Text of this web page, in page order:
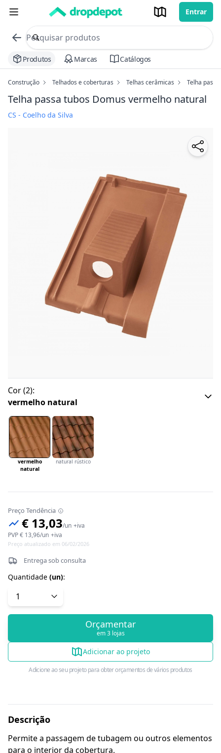
Entrar
commerce search no header
Procurar
Produtos Marcas Catálogos
Construção Telhados e coberturas Telhas cerâmicas Telha
Telha passa tubos Domus vermelho natural
CS - Coelho da Silva
Cor(2):
vermelho natural
vermelho
natural
natural rústico
Preço Tendência
€ 13,03/un +iva
PVP€ 13,96/un +iva
Preço atualizado em 06/02/2026
Entrega sob consulta
Quantidade (un):
Orçamentar
em 3 lojas
Adicionar ao projeto
Adicione ao seu projeto para obter orçamentos de vários produtos
Descrição
Permite a passagem de tubagem ou outros elementos
para o interior da cobertura.